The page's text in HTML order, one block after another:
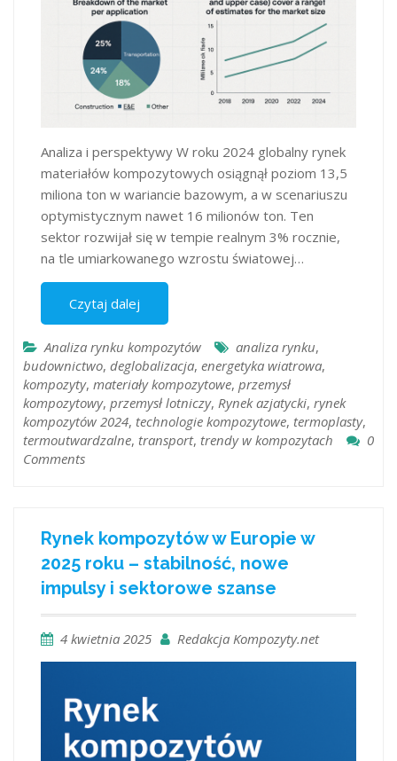
Analiza i perspektywy W roku 2024 globalny rynek
materiałów kompozytowych osiągnął poziom 13,5
miliona ton w wariancie bazowym​, a w scenariuszu
optymistycznym nawet 16 milionów ton​. Ten
sektor rozwijał się w tempie realnym 3% rocznie,
na tle umiarkowanego wzrostu światowej…
Czytaj dalej
Analiza rynku kompozytów analiza rynku,
budownictwo, deglobalizacja, energetyka wiatrowa,
kompozyty, materiały kompozytowe, przemysł
kompozytowy, przemysł lotniczy, Rynek azjatycki, rynek
kompozytów 2024, technologie kompozytowe, termoplasty,
termoutwardzalne, transport, trendy w kompozytach
0
Comments
Rynek kompozytów w Europie w
2025 roku – stabilność, nowe
impulsy i sektorowe szanse
4 kwietnia 2025 Redakcja Kompozyty.net